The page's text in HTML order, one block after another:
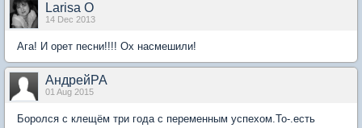
Larisa O
14 Dec 2013
Ага! И орет песни!!!! Ох насмешили!
АндрейРА
01 Aug 2015
Боролся с клещём три года с переменным успехом.То-.есть